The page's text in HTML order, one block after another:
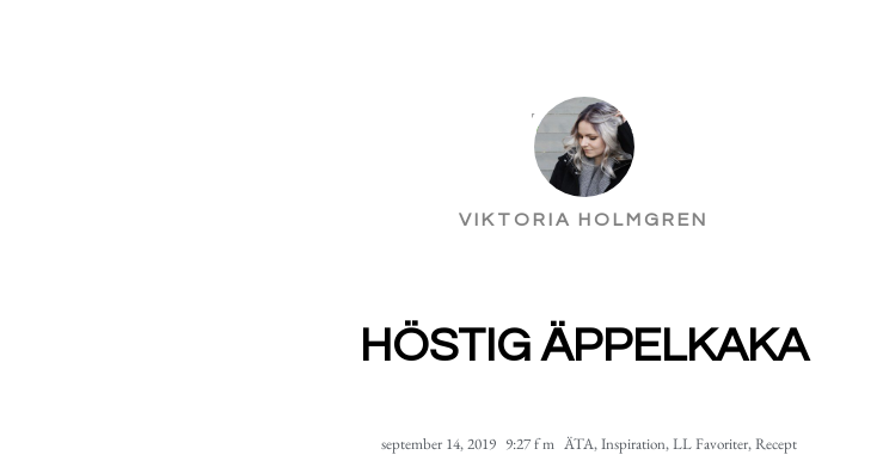
VIKTORIA HOLMGREN
HÖSTIG ÄPPELKAKA
september 14, 2019 9:27 f m ÄTA,Inspiration,LL Favoriter,Recept